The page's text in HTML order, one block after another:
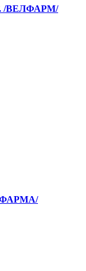
/ВЕЛФАРМ/